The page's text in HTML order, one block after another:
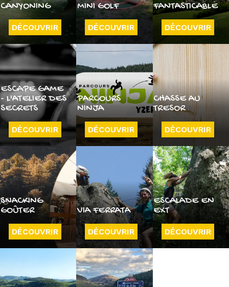
CANYONING
DÉCOUVRIR
MINI GOLF
DÉCOUVRIR
FANTASTICABLE
DÉCOUVRIR
ESCAPE GAME
- L'ATELIER DES
SECRETS
DÉCOUVRIR
PARCOURS
NINJA
DÉCOUVRIR
CHASSE AU
TRESOR
DÉCOUVRIR
SNACKING
GOÛTER
DÉCOUVRIR
VIA FERRATA
DÉCOUVRIR
ESCALADE EN
EXT
DÉCOUVRIR